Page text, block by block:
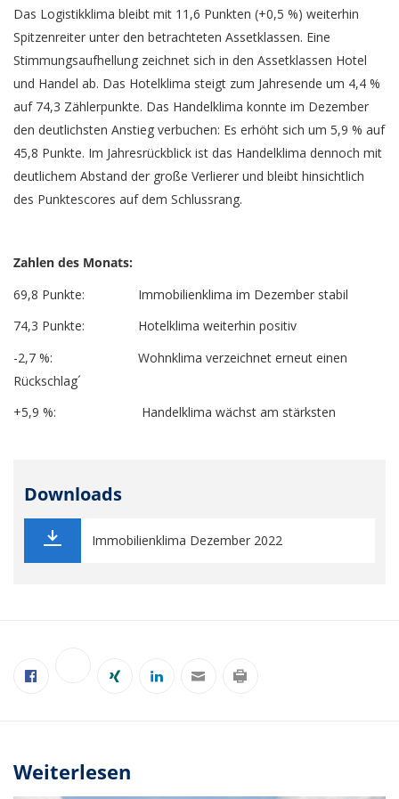
Das Logistikklima bleibt mit 11,6 Punkten (+0,5 %) weiterhin
Spitzenreiter unter den betrachteten Assetklassen. Eine
Stimmungsaufhellung zeichnet sich in den Assetklassen Hotel
und Handel ab. Das Hotelklima steigt zum Jahresende um 4,4 %
auf 74,3 Zählerpunkte. Das Handelklima konnte im Dezember
den deutlichsten Anstieg verbuchen: Es erhöht sich um 5,9 % auf
45,8 Punkte. Im Jahresrückblick ist das Handelklima dennoch mit
deutlichem Abstand der große Verlierer und bleibt hinsichtlich
des Punktescores auf dem Schlussrang.
Zahlen des Monats:
69,8 Punkte: Immobilienklima im Dezember stabil
74,3 Punkte: Hotelklima weiterhin positiv
-2,7 %: Wohnklima verzeichnet erneut einen
Rückschlag´
+5,9 %: Handelklima wächst am stärksten
Downloads
Immobilienklima Dezember 2022
Weiterlesen